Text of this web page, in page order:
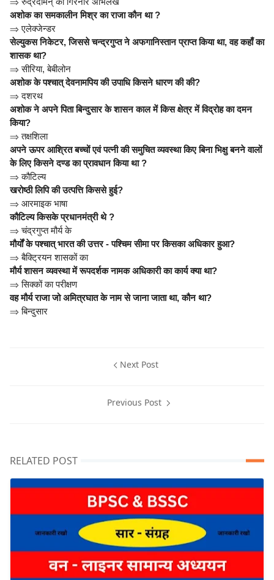
अशोक का समकालीन मिश्र का राजा कौन था ?
⇒एलेक्जेन्डर
सेल्युकस निकेटर, जिससे चन्द्रगुप्त ने अफगानिस्तान प्राप्त किया था, वह कहाँ का
शासक था?
⇒ सीरिया, बेबीलोन
अशोक के पश्चात् देवनामपिय की उपाधि किसने धारण की की?
⇒ दशरथ
अशोक ने अपने पिता बिन्दुसार के शासन काल में किस क्षेत्र में विद्रोह का दमन
किया?
⇒तक्षशिला
अपने ऊपर आश्रित बच्चों एवं पत्नी की समुचित व्यवस्था किए बिना भिक्षु बनने वालों
के लिए किसने दण्ड का प्रावधान किया था ?
⇒कौटिल्य
खरोष्ठी लिपि की उत्पत्ति किससे हुई?
⇒ आरमाइक भाषा
कौटिल्य किसके प्रधानमंत्री थे ?
⇒चंद्रगुप्त मौर्य के
मौर्यों के पश्चात् भारत की उत्तर - पश्चिम सीमा पर किसका अधिकार हुआ?
⇒ बैक्ट्रियन शासकों का
मौर्य शासन व्यवस्था में रूपदर्शक नामक अधिकारी का कार्य क्या था?
⇒ सिक्कों का परीक्षण
वह मौर्य राजा जो अमित्रघात के नाम से जाना जाता था, कौन था?
⇒बिन्दुसार
Next Post
Previous Post
RELATED POST